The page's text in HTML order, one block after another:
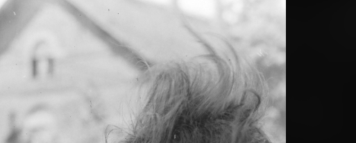
VIII.
a Keleti pályaudvar sziluetje a Baross téren.
1970 · Budapest VII.
Thököly út, a Fővárosi Moziüzemi Vállalat (FŐMO) által forgalmazott filmek hirdetőoszlopa a 24-es számú ház előtt.
1970 · Budapest V.
Kossuth Lajos utca 7-9., az Úttörő Áruház kirakata.